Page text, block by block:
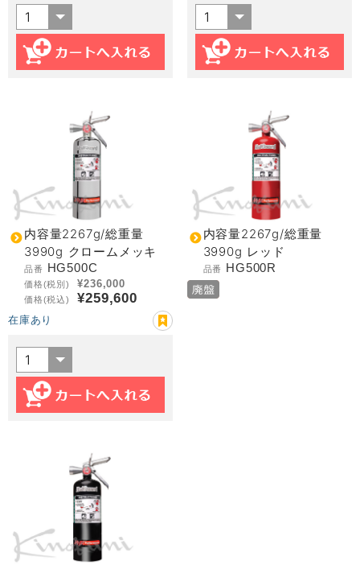
内容量2267g/総重量
3990g クロームメッキ
品番 HG500C
価格(税別) ¥236,000
価格(税込) ¥259,600
在庫あり
内容量2267g/総重量
3990g レッド
品番 HG500R